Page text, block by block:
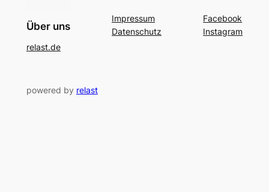
Über uns
relast.de
Impressum
Datenschutz
Facebook
Instagram
powered by relast